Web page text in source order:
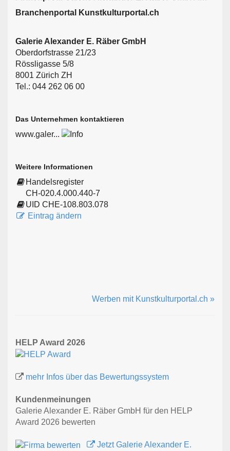
Branchen­portal Kunstkulturportal.ch
Galerie Alexander E. Räber GmbH
Oberdorfstrasse 21/23
Rössligasse 5/8
8001 Zürich ZH
Tel.: 044 262 06 00
Das Unternehmen kontaktieren
www.galer...
Weitere Informationen
Handelsregister
CH-020.4.000.440-7
UID CHE-108.803.078
Eintrag ändern
Werben mit Kunstkulturportal.ch »
HELP Award 2026
mehr Infos über das Bewertungssystem
Kundenmeinungen
Galerie Alexander E. Räber GmbH für den HELP
Award 2026 bewerten
Jetzt Galerie Alexander E.